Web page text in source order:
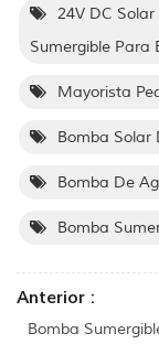
24V DC
Sumergible Para
Mayorista
Bomba Solar
Bomba De
Bomba
Anterior :
Bomba